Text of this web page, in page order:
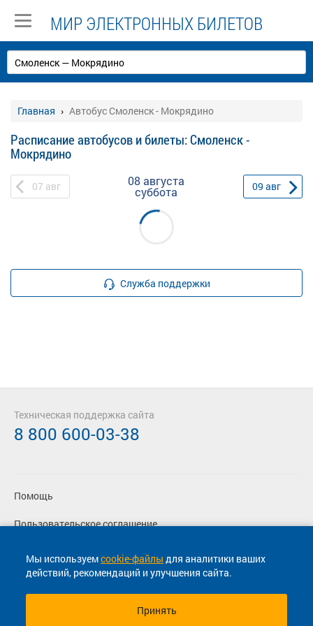
МИР ЭЛЕКТРОННЫХ БИЛЕТОВ
Главная Автобус Смоленск - Мокрядино
Расписание автобусов и билеты: Смоленск -
Мокрядино
07 авг 08 августа
суббота 09 авг
Служба поддержки
Мы используемcookie-файлы для аналитики ваших
действий, рекомендаций и улучшения сайта.
Принять
Помощь
Пользовательское соглашение
Политика конфиденциальности
Согласие на маркетинговые сообщения
Техническая поддержка сайта
8 800 600-03-38
© 2013-2026, ООО "Капитал"- Онлайн сервис продажи